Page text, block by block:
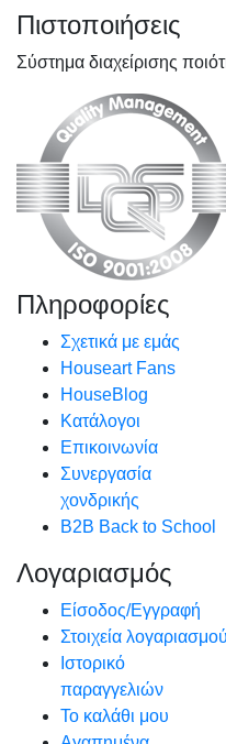
Πιστοποιήσεις
Σύστημα διαχείρισης
Πληροφορίες
Σχετικά με εμάς
Houseart Fans
HouseBlog
Κατάλογοι
Επικοινωνία
Συνεργασία
χονδρικής
B2B Back to School
Λογαριασμός
Είσοδος/Εγγραφή
Στοιχεία λογαριασμού
Ιστορικό
παραγγελιών
Το καλάθι μου